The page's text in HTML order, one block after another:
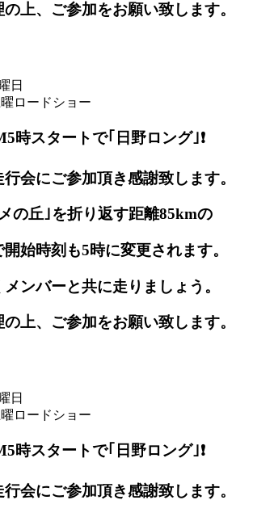
上、ご参加をお願い致します。
日
ロードショー
時スタートで｢日野ロング｣❗️
会にご参加頂き感謝致します。
の丘｣を折り返す距離85kmの
始時刻も5時に変更されます。
ンバーと共に走りましょう。
上、ご参加をお願い致します。
日
ロードショー
時スタートで｢日野ロング｣❗️
会にご参加頂き感謝致します。